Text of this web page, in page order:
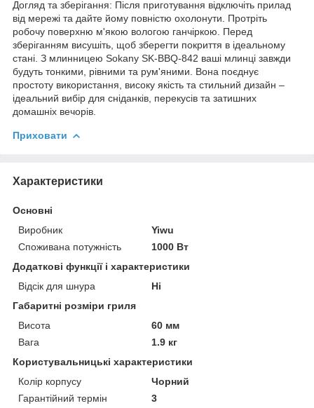
Догляд та зберігання: Після приготування відключіть прилад
від мережі та дайте йому повністю охолонути. Протріть
робочу поверхню м'якою вологою ганчіркою. Перед
зберіганням висушіть, щоб зберегти покриття в ідеальному
стані. З млинницею Sokany SK-BBQ-842 ваші млинці завжди
будуть тонкими, рівними та рум'яними. Вона поєднує
простоту використання, високу якість та стильний дизайн –
ідеальний вибір для сніданків, перекусів та затишних
домашніх вечорів.
Приховати
Характеристики
Основні
Виробник
Yiwu
Споживана потужність
1000 Вт
Додаткові функції і характеристики
Відсік для шнура
Ні
Габаритні розміри гриля
Висота
60 мм
Вага
1.9 кг
Користувальницькі характеристики
Колір корпусу
Чорний
Гарантійний термін
3